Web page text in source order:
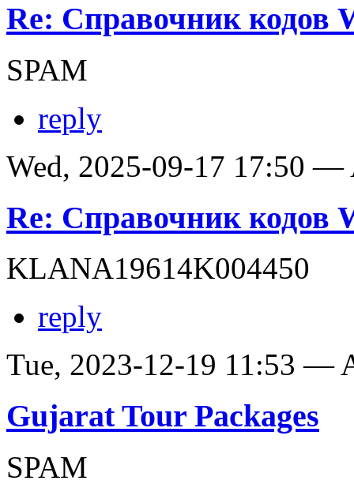
Re: Справочник кодов
SPAM
reply
Wed, 2025-09-17 17:50 —
Re: Справочник кодов
KLANA19614K004450
reply
Tue, 2023-12-19 11:53 —
Gujarat Tour Packages
SPAM